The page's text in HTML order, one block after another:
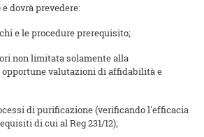
dovrà prevedere:
e le procedure prerequisito;
non limitata solamente alla
valutazioni di affidabilità e
di purificazione (verificando l'efficacia
di cui al Reg 231/12);